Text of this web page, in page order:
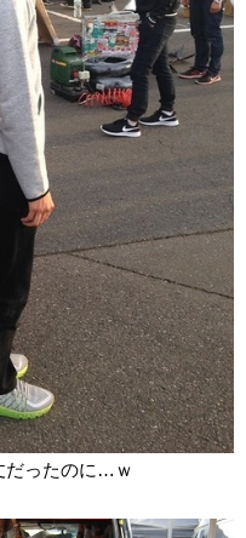
だったのに…ｗ